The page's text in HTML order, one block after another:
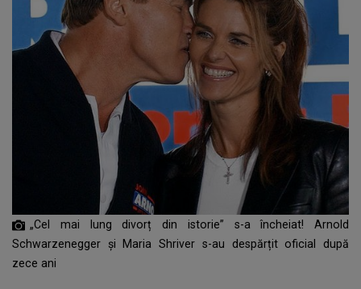
„Cel mai lung divorț din istorie” s-a încheiat! Arnold
Schwarzenegger și Maria Shriver s-au despărțit oficial după
zece ani